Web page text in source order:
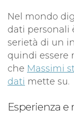
Nel mondo
dati personali
serietà di un
quindi essere
che Massimi
dati mette su.
Esperienza